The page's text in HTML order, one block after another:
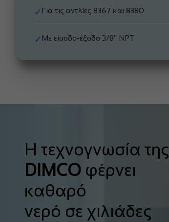
✓ Για τις αντλίες 8367 και 8380
✓ Με είσοδο-έξοδο 3/8'' NPT
Η τεχνογνωσία της
DIMCO φέρνει
καθαρό
νερό σε χιλιάδες